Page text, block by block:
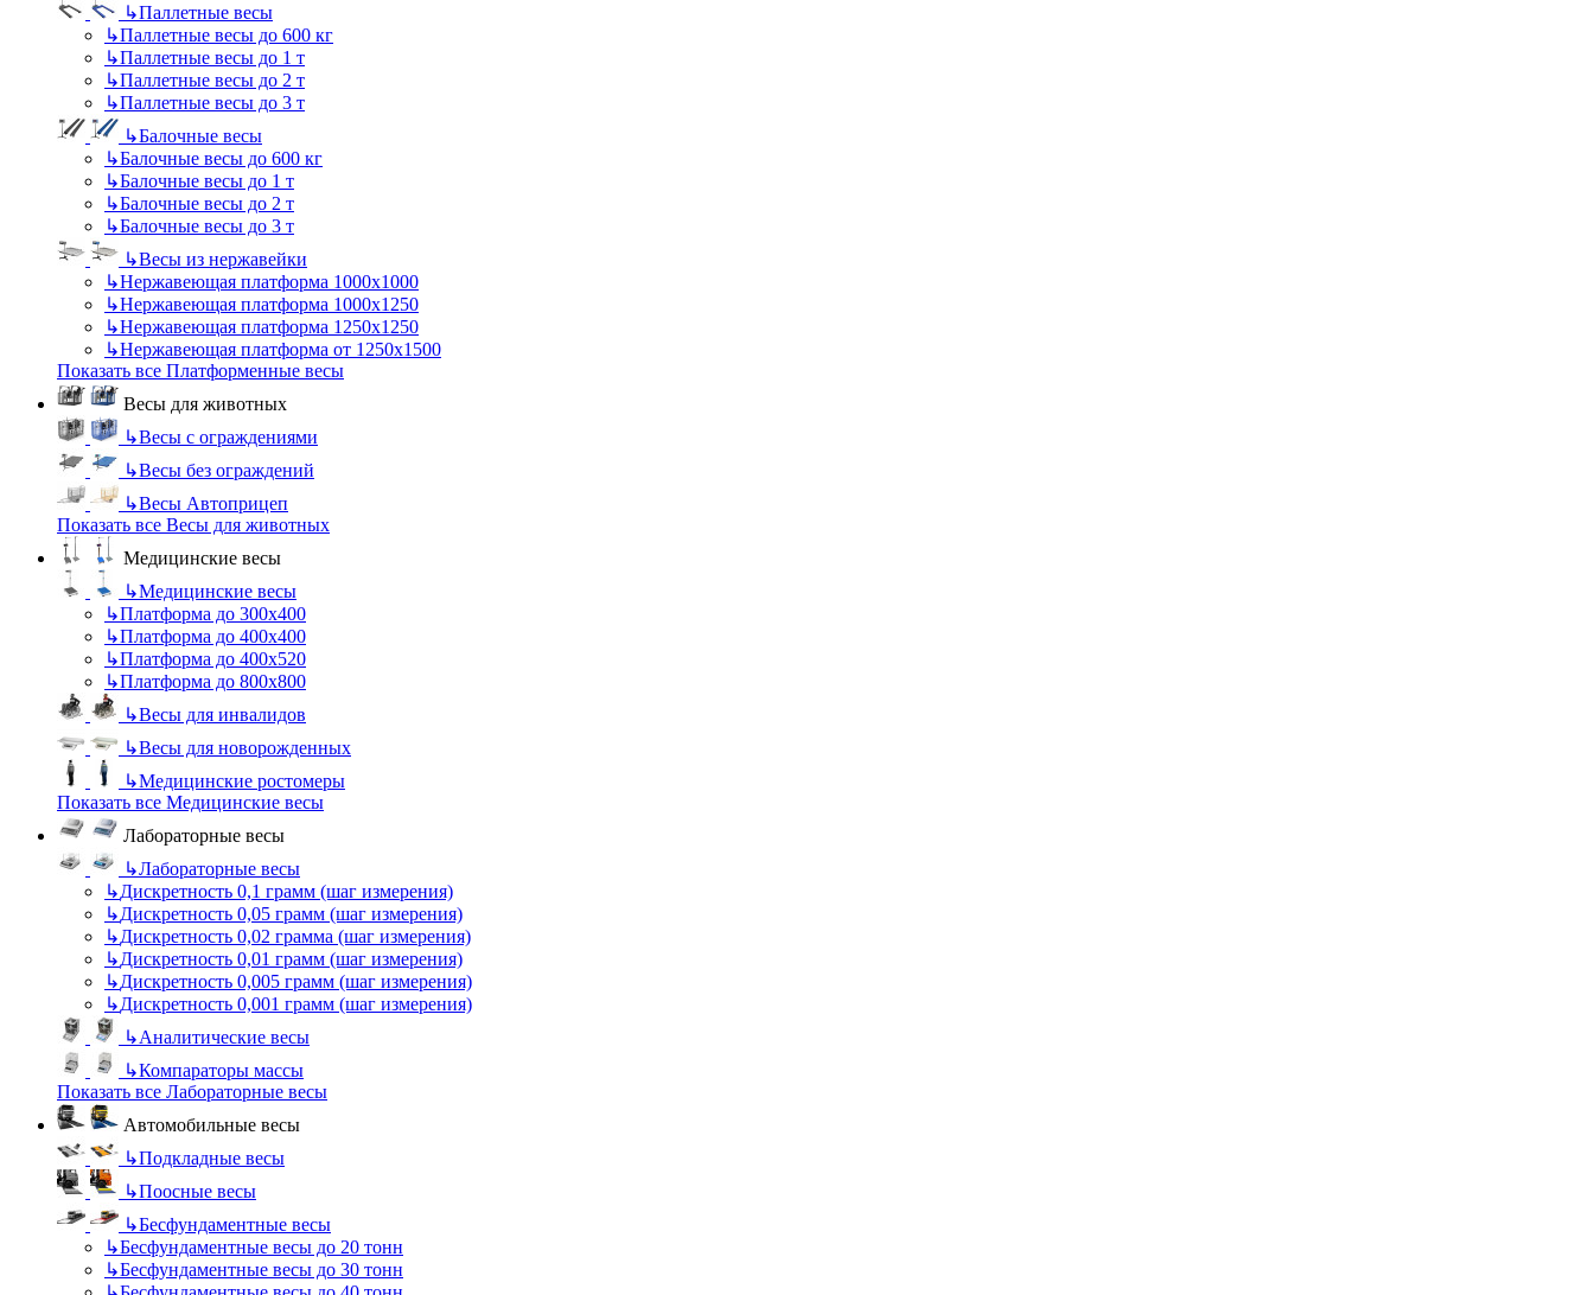
↳Паллетные весы
↳Паллетные весы до 600 кг
↳Паллетные весы до 1 т
↳Паллетные весы до 2 т
↳Паллетные весы до 3 т
↳Балочные весы
↳Балочные весы до 600 кг
↳Балочные весы до 1 т
↳Балочные весы до 2 т
↳Балочные весы до 3 т
↳Весы из нержавейки
↳Нержавеющая платформа 1000х1000
↳Нержавеющая платформа 1000х1250
↳Нержавеющая платформа 1250х1250
↳Нержавеющая платформа от 1250х1500
Показать все Платформенные весы
Весы для животных
↳Весы с ограждениями
↳Весы без ограждений
↳Весы Автоприцеп
Показать все Весы для животных
Медицинские весы
↳Медицинские весы
↳Платформа до 300х400
↳Платформа до 400х400
↳Платформа до 400х520
↳Платформа до 800х800
↳Весы для инвалидов
↳Весы для новорожденных
↳Медицинские ростомеры
Показать все Медицинские весы
Лабораторные весы
↳Лабораторные весы
↳Дискретность 0,1 грамм (шаг измерения)
↳Дискретность 0,05 грамм (шаг измерения)
↳Дискретность 0,02 грамма (шаг измерения)
↳Дискретность 0,01 грамм (шаг измерения)
↳Дискретность 0,005 грамм (шаг измерения)
↳Дискретность 0,001 грамм (шаг измерения)
↳Аналитические весы
↳Компараторы массы
Показать все Лабораторные весы
Автомобильные весы
↳Подкладные весы
↳Поосные весы
↳Бесфундаментные весы
↳Бесфундаментные весы до 20 тонн
↳Бесфундаментные весы до 30 тонн